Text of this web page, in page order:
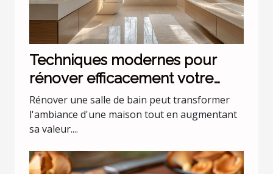
Techniques modernes pour
rénover efficacement votre
salle de bain
Rénover une salle de bain peut transformer
l'ambiance d'une maison tout en augmentant
sa valeur....